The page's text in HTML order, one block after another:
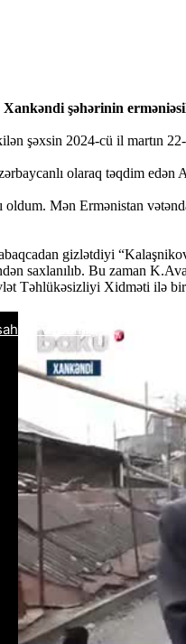
şəhərinin
şəxsin 2024-cü il martın
olaraq təqdim
oldum. Mən Ermənistan
gizlətdiyi
saxlanılıb. Bu zaman
Təhlükəsizliyi Xidməti ilə